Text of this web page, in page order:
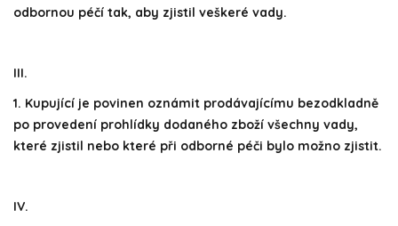
odbornou péčí tak, aby zjistil veškeré vady.
III.
1. Kupující je povinen oznámit prodávajícímu bezodkladně
po provedení prohlídky dodaného zboží všechny vady,
které zjistil nebo které při odborné péči bylo možno zjistit.
IV.